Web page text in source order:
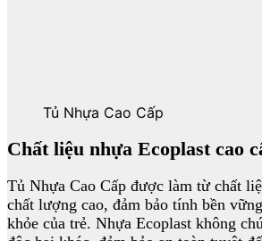
Tủ Nhựa Cao Cấp
Chất liệu nhựa Ecoplast cao
Tủ Nhựa Cao Cấp được làm từ chất
chất lượng cao, đảm bảo tính bền
khỏe của trẻ. Nhựa Ecoplast không